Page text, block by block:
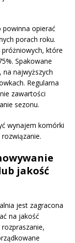
powinna opierać
porach roku.
które
Spakowane
na najwyższych
Regularna
zawartości
sezonu.
wynajem komórki
jakość
jest zagracona
na jakość